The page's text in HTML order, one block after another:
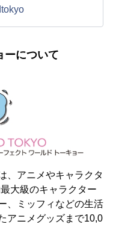
ーについて
、アニメやキャラクタ
大級のキャラクター
、ミッフィなどの生活
アニメグッズまで10,0